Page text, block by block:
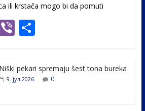
ili krstača mogo bi da pomuti
Vi S
e
Niški pekari spremaju šest tona bureka
9. јул 2026. 0